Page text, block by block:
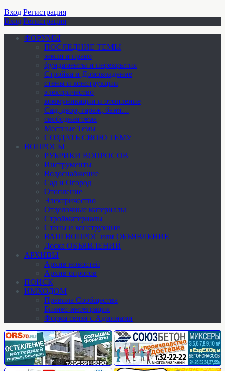
Вход Регистрация
Вход Регистрация
ФОРУМЫ
ПОСЛЕДНИЕ ТЕМЫ
земля и право
фундаменты и перекрытия
Стройка и Домовладение
стены и конструкции
электричество
коммуникации и отопление
Cад, двор, гараж, баня…
свободная тема
Местные Темы
СОЗДАТЬ СВОЮ ТЕМУ
ВОПРОСЫ
РУБРИКИ ВОПРОСОВ
Инструменты
Водоснабжение
Сад и Огород
Отопление
Электричество
Отделочные материалы
Стройматериалы
Стены и конструкции
ВАШ ВОПРОС или ОБЪЯВЛЕНИЕ
Доска ОБЪЯВЛЕНИЙ
АРХИВЫ
Архив новостей
Архив опросов
ПОИСК
ИМХОДОМ
Правила Сообщества
Бизнес-интеграция
Форма связи с Админами